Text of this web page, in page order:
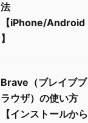
法
【iPhone/Android
】
Brave（ブレイブブ
ラウザ）の使い方
【インストールから